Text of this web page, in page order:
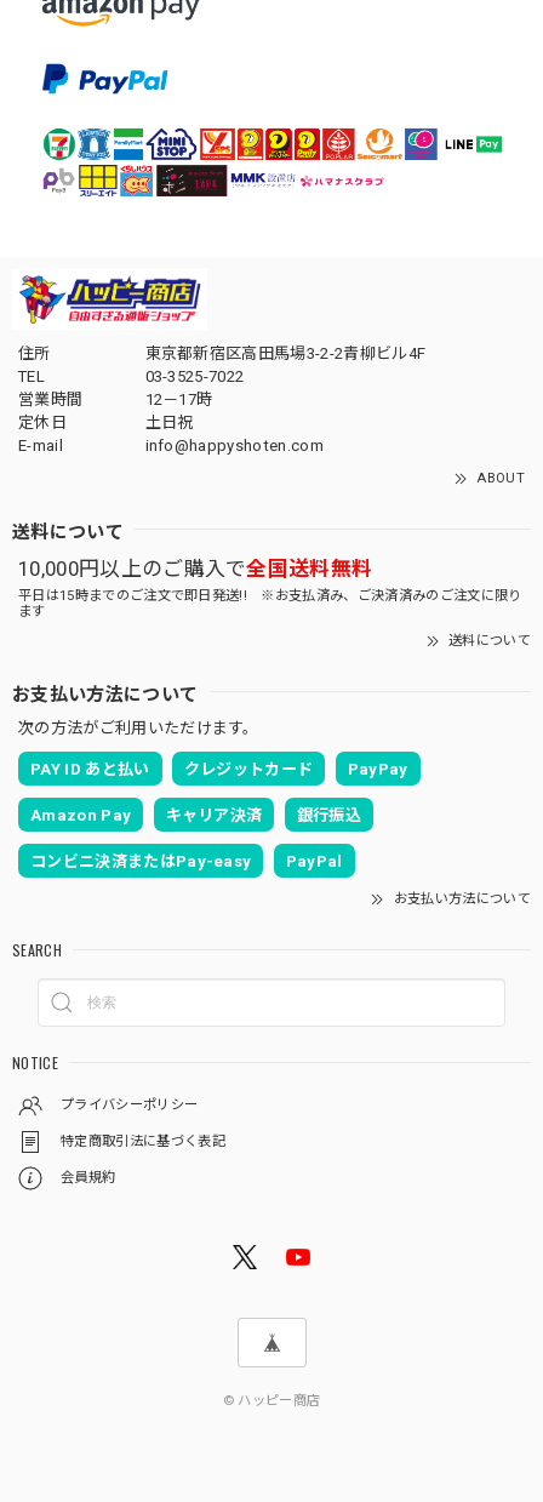
住所
東京都新宿区高田馬場3-2-2青柳ビル4F
TEL
03-3525-7022
営業時間
12－17時
定休日
土日祝
E-mail
info@happyshoten.com
ABOUT
送料について
10,000円以上のご購入で全国送料無料
平日は15時までのご注文で即日発送!! ※お支払済み、ご決済済みのご注文に限り
ます
送料について
お支払い方法について
次の方法がご利用いただけます。
PAY ID あと払い クレジットカード PayPay
Amazon Pay キャリア決済 銀行振込
コンビニ決済またはPay-easy PayPal
お支払い方法について
SEARCH
NOTICE
プライバシーポリシー
特定商取引法に基づく表記
会員規約
© ハッピー商店